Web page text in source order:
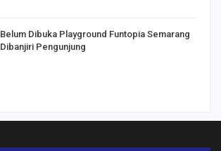
Belum Dibuka Playground Funtopia Semarang
Dibanjiri Pengunjung